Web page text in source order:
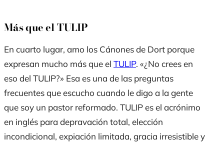
Más que el TULIP
En cuarto lugar, amo los Cánones de Dort porque
expresan mucho más que el TULIP. «¿No crees en
eso del TULIP?» Esa es una de las preguntas
frecuentes que escucho cuando le digo a la gente
que soy un pastor reformado. TULIP es el acrónimo
en inglés para depravación total, elección
incondicional, expiación limitada, gracia irresistible y